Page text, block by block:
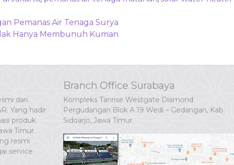
Pemanas Air Tenaga Surya
Hanya Membunuh Kuman
dari
Yang hadir
produk
Timur.
resmi
service
Branch Office Surabaya
Kompleks Tanrise Westgate Diamond
Pergudangan Blok A 19 Wedi – Gedangan, Kab.
Sidoarjo, Jawa Timur